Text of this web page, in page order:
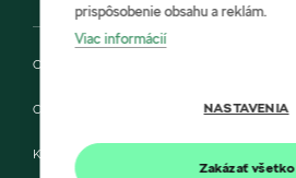
Ochrana osobných údajov
Cookies
Kontakt
prispôsobenie obsahu a reklám.
Viac informácií
NASTAVENIA
Zakázať všetko